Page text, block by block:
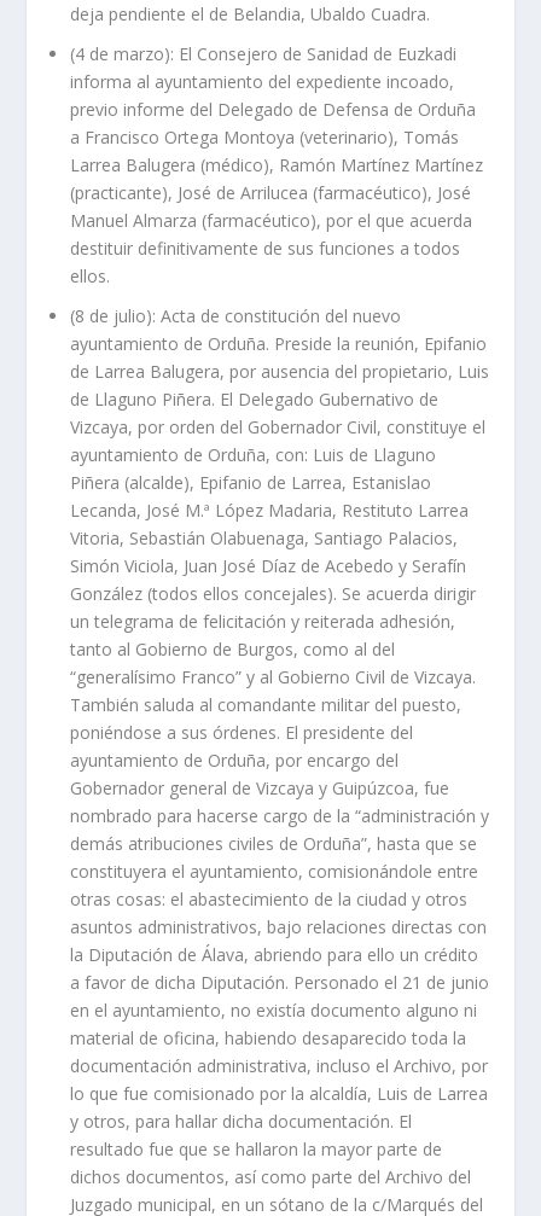
deja pendiente el de Belandia, Ubaldo Cuadra.
(4 de marzo): El Consejero de Sanidad de Euzkadi
informa al ayuntamiento del expediente incoado,
previo informe del Delegado de Defensa de Orduña
a Francisco Ortega Montoya (veterinario), Tomás
Larrea Balugera (médico), Ramón Martínez Martínez
(practicante), José de Arrilucea (farmacéutico), José
Manuel Almarza (farmacéutico), por el que acuerda
destituir definitivamente de sus funciones a todos
ellos.
(8 de julio): Acta de constitución del nuevo
ayuntamiento de Orduña. Preside la reunión, Epifanio
de Larrea Balugera, por ausencia del propietario, Luis
de Llaguno Piñera. El Delegado Gubernativo de
Vizcaya, por orden del Gobernador Civil, constituye el
ayuntamiento de Orduña, con: Luis de Llaguno
Piñera (alcalde), Epifanio de Larrea, Estanislao
Lecanda, José M.ª López Madaria, Restituto Larrea
Vitoria, Sebastián Olabuenaga, Santiago Palacios,
Simón Viciola, Juan José Díaz de Acebedo y Serafín
González (todos ellos concejales). Se acuerda dirigir
un telegrama de felicitación y reiterada adhesión,
tanto al Gobierno de Burgos, como al del
“generalísimo Franco” y al Gobierno Civil de Vizcaya.
También saluda al comandante militar del puesto,
poniéndose a sus órdenes. El presidente del
ayuntamiento de Orduña, por encargo del
Gobernador general de Vizcaya y Guipúzcoa, fue
nombrado para hacerse cargo de la “administración y
demás atribuciones civiles de Orduña”, hasta que se
constituyera el ayuntamiento, comisionándole entre
otras cosas: el abastecimiento de la ciudad y otros
asuntos administrativos, bajo relaciones directas con
la Diputación de Álava, abriendo para ello un crédito
a favor de dicha Diputación. Personado el 21 de junio
en el ayuntamiento, no existía documento alguno ni
material de oficina, habiendo desaparecido toda la
documentación administrativa, incluso el Archivo, por
lo que fue comisionado por la alcaldía, Luis de Larrea
y otros, para hallar dicha documentación. El
resultado fue que se hallaron la mayor parte de
dichos documentos, así como parte del Archivo del
Juzgado municipal, en un sótano de la c/Marqués del